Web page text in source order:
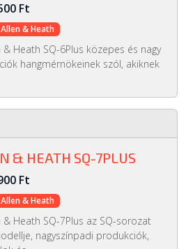
Ft
& Heath
& Heath SQ-6Plus közepes és nagy
hangmérnökeinek szól, akiknek
& HEATH SQ-7PLUS
Ft
& Heath
& Heath SQ-7Plus az SQ-sorozat
nagyszínpadi produkciók,